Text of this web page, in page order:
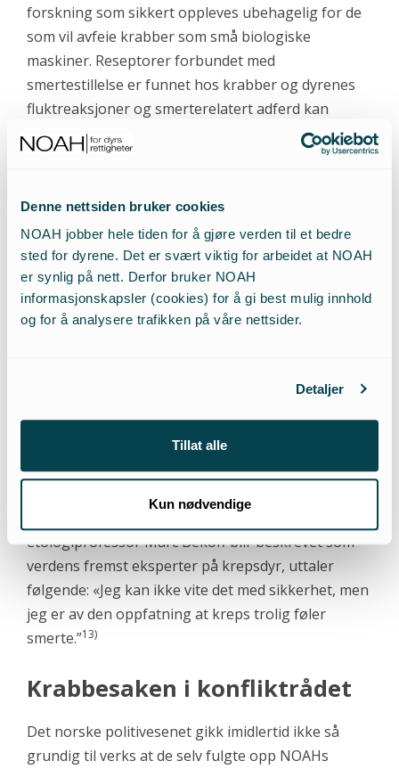
Denne nettsiden bruker cookies
NOAH jobber hele tiden for å gjøre verden til et bedre
sted for dyrene. Det er svært viktig for arbeidet at NOAH
er synlig på nett. Derfor bruker NOAH
informasjonskapsler (cookies) for å gi best mulig innhold
og for å analysere trafikken på våre nettsider.
Detaljer
Tillat alle
Kun nødvendige
forskning som sikkert oppleves ubehagelig for de
som vil avfeie krabber som små biologiske
maskiner. Reseptorer forbundet med
smertestillelse er funnet hos krabber og dyrenes
fluktreaksjoner og smerterelatert adferd kan
hemmes smertestillende stoffer.
hukommelse i forhold til både omgivelser og andre
flykter unna individer de har tapt mot i kamp, men
ikke dominante individer de ikke har møtt før. I
2006 samlet den skotske organisasjonen Animals
Advocates denne forskingen i en rapport.
Universities Federation for Animal Welfare har
publisert anbefalinger om behandling av krepsdyr
Blant de mer uvanlige
tilbakemeldingene NOAH fikk, var en henvendelse
fra en avlivingstekniker involvert i denne
forskningen som beskrev matspaltistens metoder
ved Woods Hole Oceanographic Institute, som av
etologiprofessor Marc Bekoff blir beskrevet som
verdens fremst eksperter på krepsdyr, uttaler
følgende: «Jeg kan ikke vite det med sikkerhet, men
jeg er av den oppfatning at kreps trolig føler
smerte.”13)
Krabbesaken i konfliktrådet
Det norske politivesenet gikk imidlertid ikke så
grundig til verks at de selv fulgte opp NOAHs